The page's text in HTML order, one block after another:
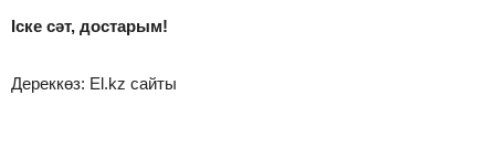
Іске сәт, достарым!
Дереккөз: El.kz сайты